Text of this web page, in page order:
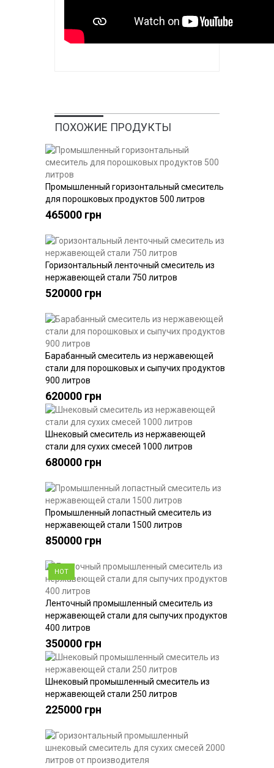
ПОХОЖИЕ ПРОДУКТЫ
Купить
Промышленный горизонтальный смеситель
для порошковых продуктов 500 литров
465000 грн
Купить
Горизонтальный ленточный смеситель из
нержавеющей стали 750 литров
520000 грн
Купить
Барабанный смеситель из нержавеющей
стали для порошковых и сыпучих продуктов
900 литров
620000 грн
Купить
Шнековый смеситель из нержавеющей
стали для сухих смесей 1000 литров
680000 грн
Купить
Промышленный лопастный смеситель из
нержавеющей стали 1500 литров
850000 грн
HOT
Купить
Ленточный промышленный смеситель из
нержавеющей стали для сыпучих продуктов
400 литров
350000 грн
Купить
Шнековый промышленный смеситель из
нержавеющей стали 250 литров
225000 грн